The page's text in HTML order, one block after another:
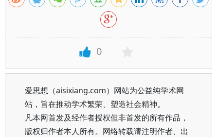
0
爱思想（aisixiang.com）网站为公益纯学术网
站，旨在推动学术繁荣、塑造社会精神。
凡本网首发及经作者授权但非首发的所有作品，
版权归作者本人所有。网络转载请注明作者、出